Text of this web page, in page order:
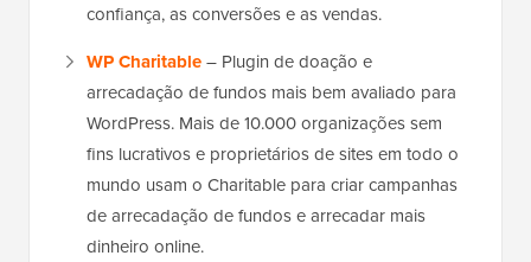
confiança, as conversões e as vendas.
WP Charitable– Plugin de doação e
arrecadação de fundos mais bem avaliado para
WordPress. Mais de 10.000 organizações sem
fins lucrativos e proprietários de sites em todo o
mundo usam o Charitable para criar campanhas
de arrecadação de fundos e arrecadar mais
dinheiro online.